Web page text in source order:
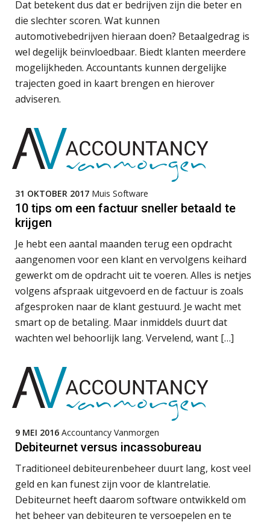
Dat betekent dus dat er bedrijven zijn die beter en
die slechter scoren. Wat kunnen
automotivebedrijven hieraan doen? Betaalgedrag is
wel degelijk beïnvloedbaar. Biedt klanten meerdere
mogelijkheden. Accountants kunnen dergelijke
trajecten goed in kaart brengen en hierover
adviseren.
31 OKTOBER 2017 Muis Software
10 tips om een factuur sneller betaald te
krijgen
Je hebt een aantal maanden terug een opdracht
aangenomen voor een klant en vervolgens keihard
gewerkt om de opdracht uit te voeren. Alles is netjes
volgens afspraak uitgevoerd en de factuur is zoals
afgesproken naar de klant gestuurd. Je wacht met
smart op de betaling. Maar inmiddels duurt dat
wachten wel behoorlijk lang. Vervelend, want […]
9 MEI 2016 Accountancy Vanmorgen
Debiteurnet versus incassobureau
Traditioneel debiteurenbeheer duurt lang, kost veel
geld en kan funest zijn voor de klantrelatie.
Debiteurnet heeft daarom software ontwikkeld om
het beheer van debiteuren te versoepelen en te
Klanten soepel bedienen met AFAS
SB
Speech to text in compliance
software: zo besparen accountants
Risicocategorieën AI Act blijven
onderbelicht, terwijl de
verplichtingen al gelden
Groeipad in de samenstelpraktijk:
van gevorderd assistent naar client
manager
Automatisering heeft direct invloed
op declarabele uren
De volgende stap in AI: HR-assistent
Loket begrijpt nu je eigen
documenten
Complimenten geven aan
medewerkers: dit kan het opleveren
AV-Top 50 | Hoog tijd voor opleiding
die jongeren aanspreekt
De toegevoegde waarde van een
jurist in het AI-tijdperk
Welke ontwikkelingen in het
financieringslandschap zijn van
belang voor de accountant?
ICT & AI | “Slim automatiseren begint
aaff
Accountant Agri & Food – Uden
aaff
BonsenReuling
Senior Assistent Accountant – Kesteren
Medior assistent accountant • Druten
WEA Deltaland
Junior manager audit
Bentacera
Assistent Accountant / Relatiemanager, Elysee
PIA Group
Accountant Agri & Food – Roosendaal
aaff
Audit assistent
KNAV